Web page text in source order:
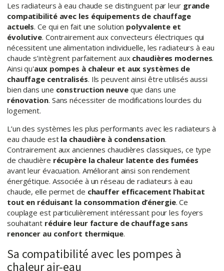
Les radiateurs à eau chaude se distinguent par leur grande
compatibilité avec les équipements de chauffage
actuels. Ce qui en fait une solution polyvalente et
évolutive. Contrairement aux convecteurs électriques qui
nécessitent une alimentation individuelle, les radiateurs à eau
chaude s’intègrent parfaitement aux chaudières modernes.
Ainsi qu'aux pompes à chaleur et aux systèmes de
chauffage centralisés. Ils peuvent ainsi être utilisés aussi
bien dans une construction neuveque dans une
rénovation. Sans nécessiter de modifications lourdes du
logement.
L’un des systèmes les plus performants avec les radiateurs à
eau chaude est la chaudière à condensation.
Contrairement aux anciennes chaudières classiques, ce type
de chaudière récupère la chaleur latente des fumées
avant leur évacuation. Améliorant ainsi son rendement
énergétique. Associée à un réseau de radiateurs à eau
chaude, elle permet de chauffer efficacement l’habitat
tout en réduisant la consommation d’énergie. Ce
couplage est particulièrement intéressant pour les foyers
souhaitant réduire leur facture de chauffage sans
renoncer au confort thermique.
Sa compatibilité avec les pompes à
chaleur air-eau